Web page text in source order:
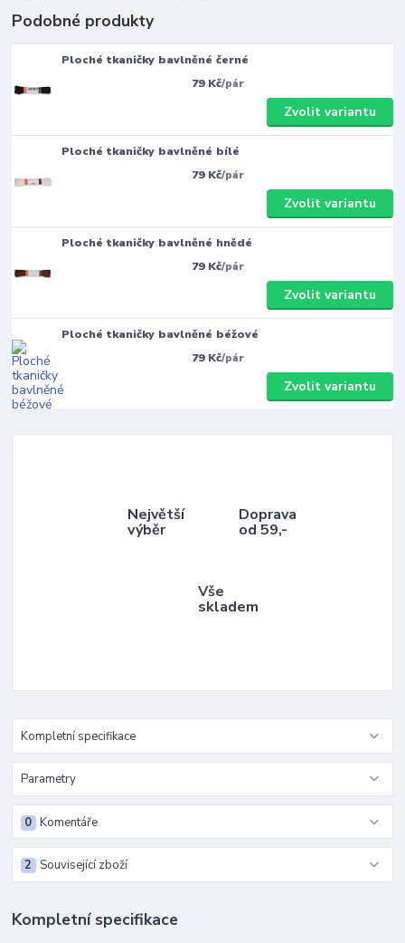
Podobné produkty
Ploché tkaničky bavlněné černé
79 Kč/pár
Zvolit variantu
Ploché tkaničky bavlněné bílé
79 Kč/pár
Zvolit variantu
Ploché tkaničky bavlněné hnědé
79 Kč/pár
Zvolit variantu
Ploché tkaničky bavlněné béžové
79 Kč/pár
Zvolit variantu
Největší
výběr
Doprava
od 59,-
Vše
skladem
Kompletní specifikace
Parametry
Komentáře
0
Související zboží
2
Kompletní specifikace